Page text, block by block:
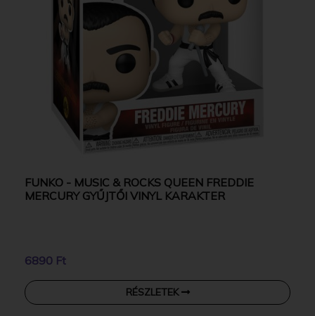
FUNKO - MUSIC & ROCKS QUEEN FREDDIE
MERCURY GYŰJTŐI VINYL KARAKTER
6890 Ft
RÉSZLETEK